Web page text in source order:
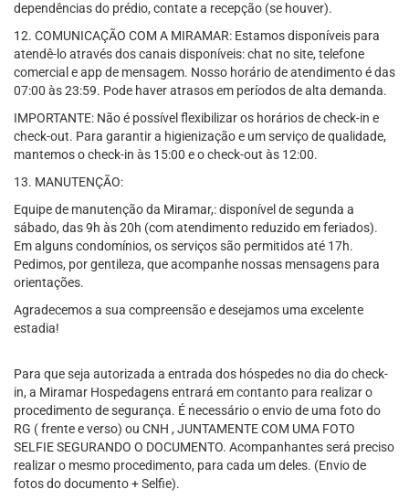
dependências do prédio, contate a recepção (se houver).
12. COMUNICAÇÃO COM A MIRAMAR: Estamos disponíveis para
atendê-lo através dos canais disponíveis: chat no site, telefone
comercial e app de mensagem. Nosso horário de atendimento é das
07:00 às 23:59. Pode haver atrasos em períodos de alta demanda.
IMPORTANTE: Não é possível flexibilizar os horários de check-in e
check-out. Para garantir a higienização e um serviço de qualidade,
mantemos o check-in às 15:00 e o check-out às 12:00.
13. MANUTENÇÃO:
Equipe de manutenção da Miramar,: disponível de segunda a
sábado, das 9h às 20h (com atendimento reduzido em feriados).
Em alguns condomínios, os serviços são permitidos até 17h.
Pedimos, por gentileza, que acompanhe nossas mensagens para
orientações.
Agradecemos a sua compreensão e desejamos uma excelente
estadia!
Para que seja autorizada a entrada dos hóspedes no dia do check-
in, a Miramar Hospedagens entrará em contanto para realizar o
procedimento de segurança. É necessário o envio de uma foto do
RG ( frente e verso) ou CNH , JUNTAMENTE COM UMA FOTO
SELFIE SEGURANDO O DOCUMENTO. Acompanhantes será preciso
realizar o mesmo procedimento, para cada um deles. (Envio de
fotos do documento + Selfie).